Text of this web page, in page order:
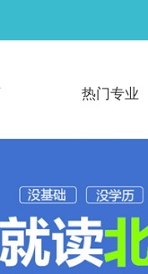
热门专业